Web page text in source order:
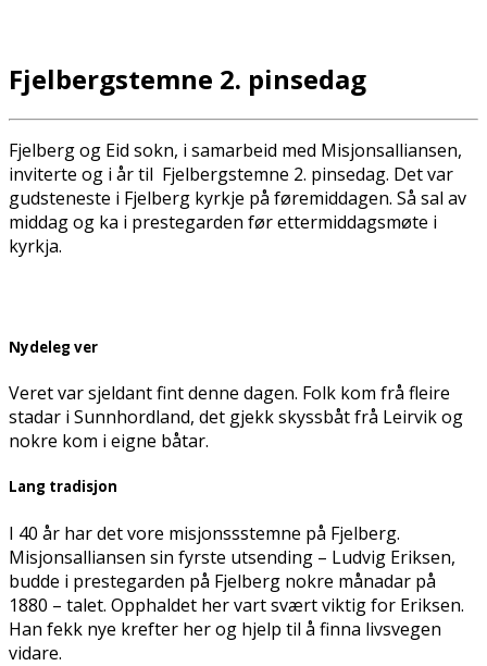
Fjelbergstemne 2. pinsedag
Fjelberg og Eid sokn, i samarbeid med Misjonsalliansen,
inviterte og i år til Fjelbergstemne 2. pinsedag. Det var
gudsteneste i Fjelberg kyrkje på føremiddagen. Så sal av
middag og kaffi i prestegarden før ettermiddagsmøte i
kyrkja.
Nydeleg ver
Veret var sjeldant fint denne dagen. Folk kom frå fleire
stadar i Sunnhordland, det gjekk skyssbåt frå Leirvik og
nokre kom i eigne båtar.
Lang tradisjon
I 40 år har det vore misjonssstemne på Fjelberg.
Misjonsalliansen sin fyrste utsending – Ludvig Eriksen,
budde i prestegarden på Fjelberg nokre månadar på
1880 – talet. Opphaldet her vart svært viktig for Eriksen.
Han fekk nye krefter her og hjelp til å finna livsvegen
vidare.